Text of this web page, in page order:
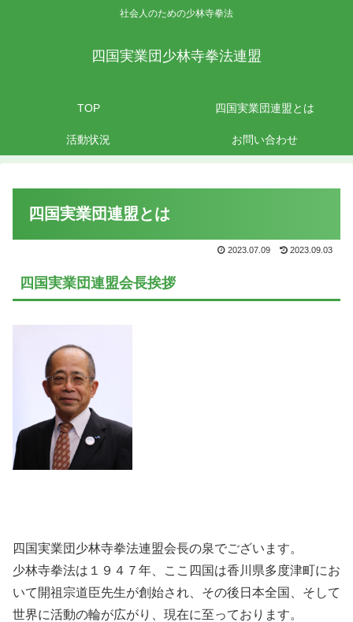
社会人のための少林寺拳法
四国実業団少林寺拳法連盟
TOP 四国実業団連盟とは
活動状況 お問い合わせ
四国実業団連盟とは
2023.07.09 2023.09.03
四国実業団連盟会長挨拶
四国実業団少林寺拳法連盟会長の泉でございます。
少林寺拳法は１９４７年、ここ四国は香川県多度津町にお
いて開祖宗道臣先生が創始され、その後日本全国、そして
世界に活動の輪が広がり、現在に至っております。